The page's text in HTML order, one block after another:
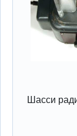
Шасси